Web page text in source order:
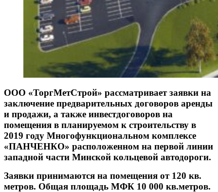
ООО «ТоргМетСтрой» рассматривает заявки на
заключение предварительных договоров аренды
и продажи, а также инвестдоговоров на
помещения в планируемом к строительству в
2019 году Многофункциональном комплексе
«ПАНЧЕНКО» расположенном на первой линии
западной части Минской кольцевой автодороги.
Заявки принимаются на помещения от 120 кв.
метров. Общая площадь МФК 10 000 кв.метров.